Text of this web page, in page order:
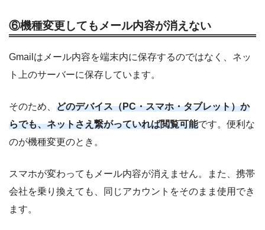
⑥機種変更してもメール内容が消えない
Gmailはメール内容を端末内に保存するのではなく、ネッ
ト上のサーバーに保存しています。
そのため、 どのデバイス（PC・スマホ・タブレット）か
らでも、ネットさえ繋がっていれば閲覧可能です。便利な
のが機種変更のとき。
スマホが変わってもメール内容が消えません。また、携帯
会社を乗り換えても、同じアカウントをそのまま使用でき
ます。